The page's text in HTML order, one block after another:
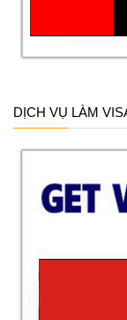
DỊCH VỤ LÀM